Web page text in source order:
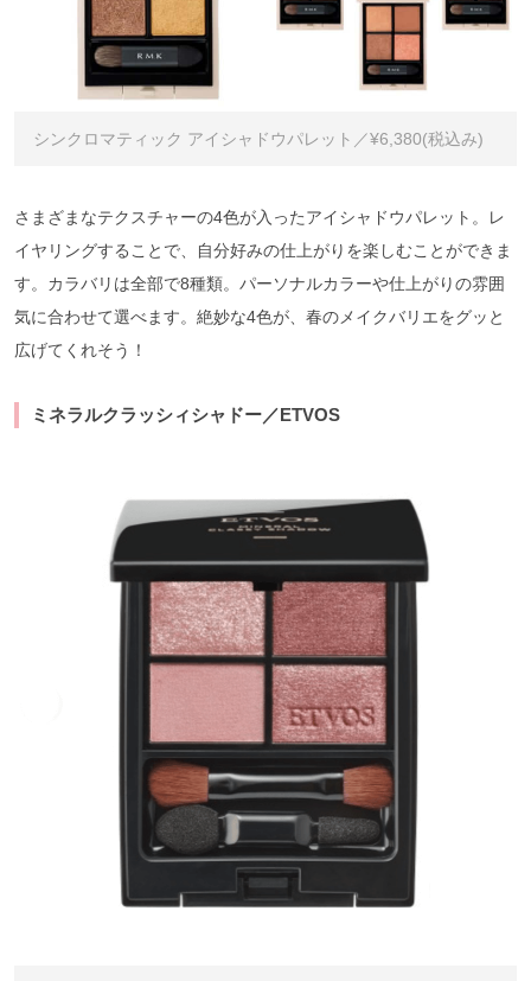
シンクロマティック アイシャドウパレット／¥6,380(税込み)
さまざまなテクスチャーの4色が入ったアイシャドウパレット。レ
イヤリングすることで、自分好みの仕上がりを楽しむことができま
す。カラバリは全部で8種類。パーソナルカラーや仕上がりの雰囲
気に合わせて選べます。絶妙な4色が、春のメイクバリエをグッと
広げてくれそう！
ミネラルクラッシィシャドー／ETVOS